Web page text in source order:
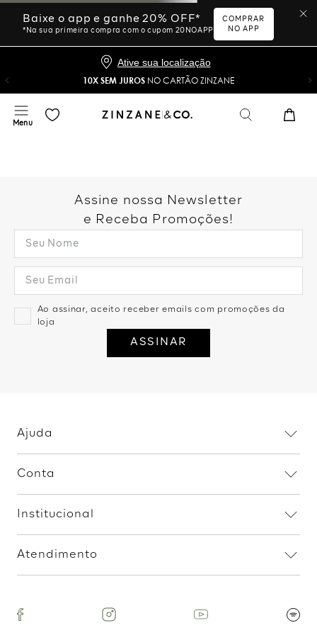
Ative sua localização
10X SEM JUROS NO CARTÃO ZINZANE
foi encontrada.
Vamos tentar novamente?